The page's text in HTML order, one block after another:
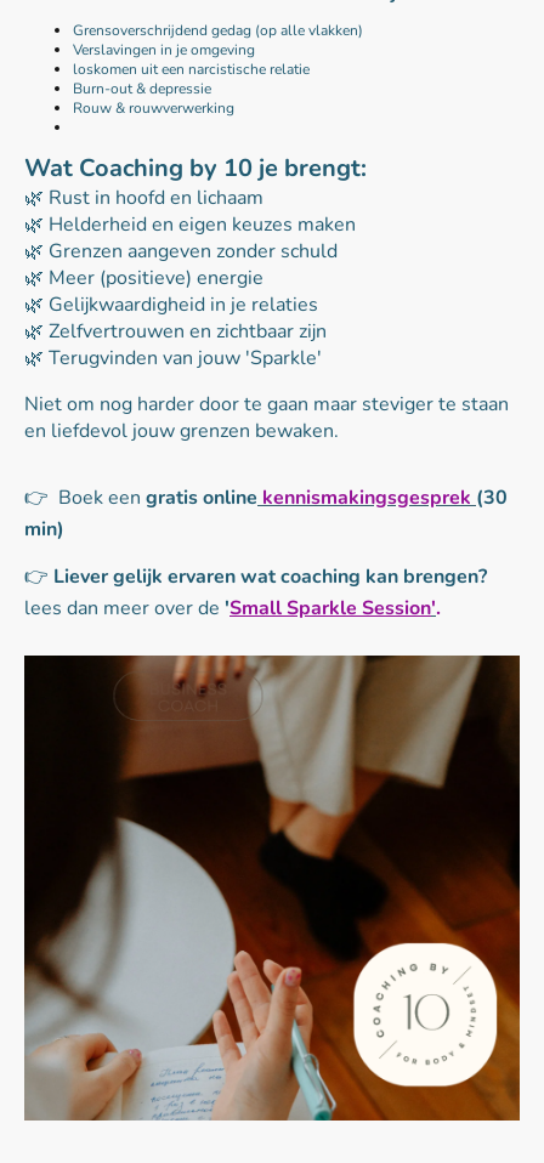
Grensoverschrijdend gedag (op alle vlakken)
Verslavingen in je omgeving
loskomen uit een narcistische relatie
Burn-out & depressie
Rouw & rouwverwerking
Wat Coaching by 10 je brengt:
🌿 Rust in hoofd en lichaam
🌿 Helderheid en eigen keuzes maken
🌿 Grenzen aangeven zonder schuld
🌿 Meer (positieve) energie
🌿 Gelijkwaardigheid in je relaties
🌿 Zelfvertrouwen en zichtbaar zijn
🌿 Terugvinden van jouw 'Sparkle'
Niet om nog harder door te gaan maar steviger te staan
en liefdevol jouw grenzen bewaken.
👉 Boek een gratis online kennismakingsgesprek (30
min)
👉 Liever gelijk ervaren wat coaching kan brengen?
lees dan meer over de 'Small Sparkle Session'.